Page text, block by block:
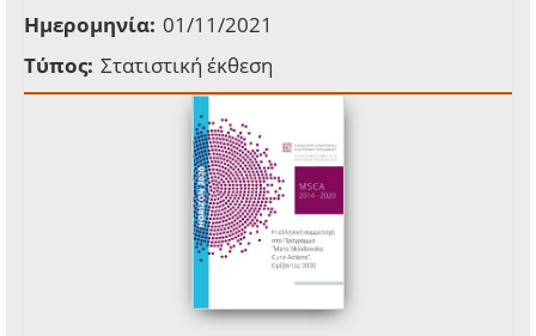
Ημερομηνία: 01/11/2021
Τύπος: Στατιστική έκθεση